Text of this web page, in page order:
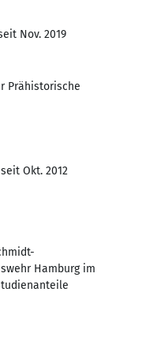
Nov. 2019
Prähistorische
Okt. 2012
Hamburg im